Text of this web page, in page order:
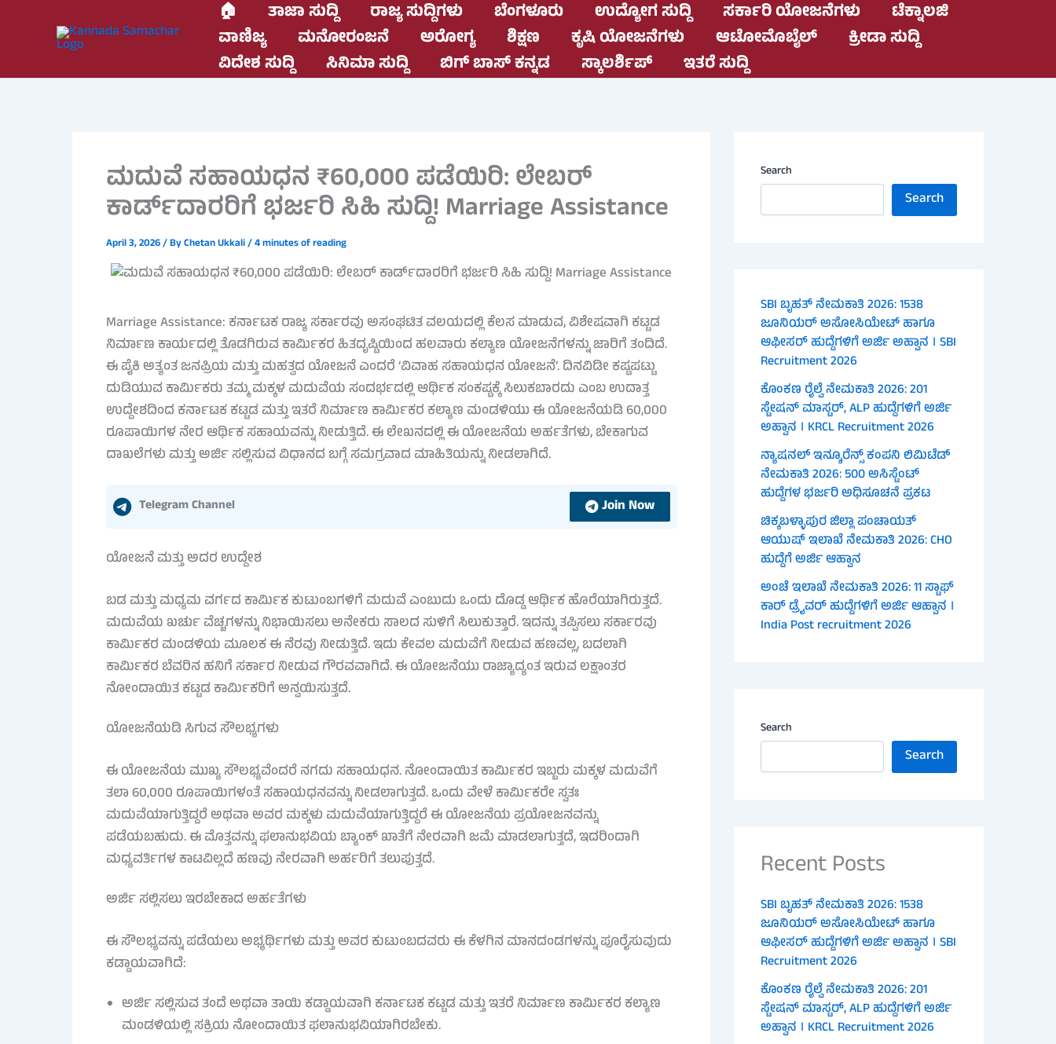
🏠 ತಾಜಾ ಸುದ್ದಿ ರಾಜ್ಯ ಸುದ್ದಿಗಳು ಬೆಂಗಳೂರು ಉದ್ಯೋಗ ಸುದ್ದಿ ಸರ್ಕಾರಿ ಯೋಜನೆಗಳು
ಟೆಕ್ನಾಲಜಿ
ವಾಣಿಜ್ಯ
ಮನೋರಂಜನೆ ಅರೋಗ್ಯ ಶಿಕ್ಷಣ ಕೃಷಿ ಯೋಜನೆಗಳು ಆಟೋಮೊಬೈಲ್
ಕ್ರೀಡಾ ಸುದ್ದಿ
ವಿದೇಶ ಸುದ್ದಿ
ಸಿನಿಮಾ ಸುದ್ದಿ ಬಿಗ್ ಬಾಸ್ ಕನ್ನಡ ಸ್ಕಾಲರ್ಶಿಪ್ ಇತರೆ ಸುದ್ದಿ
ಮದುವೆ ಸಹಾಯಧನ ₹60,000 ಪಡೆಯಿರಿ: ಲೇಬರ್
ಕಾರ್ಡ್‌ದಾರರಿಗೆ ಭರ್ಜರಿ ಸಿಹಿ ಸುದ್ದಿ! Marriage Assistance
April 3, 2026/ ByChetan Ukkali/4 minutes of reading
Marriage Assistance: ಕರ್ನಾಟಕ ರಾಜ್ಯ ಸರ್ಕಾರವು ಅಸಂಘಟಿತ ವಲಯದಲ್ಲಿ ಕೆಲಸ ಮಾಡುವ, ವಿಶೇಷವಾಗಿ ಕಟ್ಟಡ
ನಿರ್ಮಾಣ ಕಾರ್ಯದಲ್ಲಿ ತೊಡಗಿರುವ ಕಾರ್ಮಿಕರ ಹಿತದೃಷ್ಟಿಯಿಂದ ಹಲವಾರು ಕಲ್ಯಾಣ ಯೋಜನೆಗಳನ್ನು ಜಾರಿಗೆ ತಂದಿದೆ.
ಈ ಪೈಕಿ ಅತ್ಯಂತ ಜನಪ್ರಿಯ ಮತ್ತು ಮಹತ್ವದ ಯೋಜನೆ ಎಂದರೆ ‘ವಿವಾಹ ಸಹಾಯಧನ ಯೋಜನೆ’. ದಿನವಿಡೀ ಕಷ್ಟಪಟ್ಟು
ದುಡಿಯುವ ಕಾರ್ಮಿಕರು ತಮ್ಮ ಮಕ್ಕಳ ಮದುವೆಯ ಸಂದರ್ಭದಲ್ಲಿ ಆರ್ಥಿಕ ಸಂಕಷ್ಟಕ್ಕೆ ಸಿಲುಕಬಾರದು ಎಂಬ ಉದಾತ್ತ
ಉದ್ದೇಶದಿಂದ ಕರ್ನಾಟಕ ಕಟ್ಟಡ ಮತ್ತು ಇತರೆ ನಿರ್ಮಾಣ ಕಾರ್ಮಿಕರ ಕಲ್ಯಾಣ ಮಂಡಳಿಯು ಈ ಯೋಜನೆಯಡಿ 60,000
ರೂಪಾಯಿಗಳ ನೇರ ಆರ್ಥಿಕ ಸಹಾಯವನ್ನು ನೀಡುತ್ತಿದೆ. ಈ ಲೇಖನದಲ್ಲಿ ಈ ಯೋಜನೆಯ ಅರ್ಹತೆಗಳು, ಬೇಕಾಗುವ
ದಾಖಲೆಗಳು ಮತ್ತು ಅರ್ಜಿ ಸಲ್ಲಿಸುವ ವಿಧಾನದ ಬಗ್ಗೆ ಸಮಗ್ರವಾದ ಮಾಹಿತಿಯನ್ನು ನೀಡಲಾಗಿದೆ.
Telegram Channel Join Now
ಯೋಜನೆ ಮತ್ತು ಅದರ ಉದ್ದೇಶ
ಬಡ ಮತ್ತು ಮಧ್ಯಮ ವರ್ಗದ ಕಾರ್ಮಿಕ ಕುಟುಂಬಗಳಿಗೆ ಮದುವೆ ಎಂಬುದು ಒಂದು ದೊಡ್ಡ ಆರ್ಥಿಕ ಹೊರೆಯಾಗಿರುತ್ತದೆ.
ಮದುವೆಯ ಖರ್ಚು ವೆಚ್ಚಗಳನ್ನು ನಿಭಾಯಿಸಲು ಅನೇಕರು ಸಾಲದ ಸುಳಿಗೆ ಸಿಲುಕುತ್ತಾರೆ. ಇದನ್ನು ತಪ್ಪಿಸಲು ಸರ್ಕಾರವು
ಕಾರ್ಮಿಕರ ಮಂಡಳಿಯ ಮೂಲಕ ಈ ನೆರವು ನೀಡುತ್ತಿದೆ. ಇದು ಕೇವಲ ಮದುವೆಗೆ ನೀಡುವ ಹಣವಲ್ಲ, ಬದಲಾಗಿ
ಕಾರ್ಮಿಕರ ಬೆವರಿನ ಹನಿಗೆ ಸರ್ಕಾರ ನೀಡುವ ಗೌರವವಾಗಿದೆ. ಈ ಯೋಜನೆಯು ರಾಜ್ಯಾದ್ಯಂತ ಇರುವ ಲಕ್ಷಾಂತರ
ನೋಂದಾಯಿತ ಕಟ್ಟಡ ಕಾರ್ಮಿಕರಿಗೆ ಅನ್ವಯಿಸುತ್ತದೆ.
ಯೋಜನೆಯಡಿ ಸಿಗುವ ಸೌಲಭ್ಯಗಳು
ಈ ಯೋಜನೆಯ ಮುಖ್ಯ ಸೌಲಭ್ಯವೆಂದರೆ ನಗದು ಸಹಾಯಧನ. ನೋಂದಾಯಿತ ಕಾರ್ಮಿಕರ ಇಬ್ಬರು ಮಕ್ಕಳ ಮದುವೆಗೆ
ತಲಾ 60,000 ರೂಪಾಯಿಗಳಂತೆ ಸಹಾಯಧನವನ್ನು ನೀಡಲಾಗುತ್ತದೆ. ಒಂದು ವೇಳೆ ಕಾರ್ಮಿಕರೇ ಸ್ವತಃ
ಮದುವೆಯಾಗುತ್ತಿದ್ದರೆ ಅಥವಾ ಅವರ ಮಕ್ಕಳು ಮದುವೆಯಾಗುತ್ತಿದ್ದರೆ ಈ ಯೋಜನೆಯ ಪ್ರಯೋಜನವನ್ನು
ಪಡೆಯಬಹುದು. ಈ ಮೊತ್ತವನ್ನು ಫಲಾನುಭವಿಯ ಬ್ಯಾಂಕ್ ಖಾತೆಗೆ ನೇರವಾಗಿ ಜಮೆ ಮಾಡಲಾಗುತ್ತದೆ, ಇದರಿಂದಾಗಿ
ಮಧ್ಯವರ್ತಿಗಳ ಕಾಟವಿಲ್ಲದೆ ಹಣವು ನೇರವಾಗಿ ಅರ್ಹರಿಗೆ ತಲುಪುತ್ತದೆ.
ಅರ್ಜಿ ಸಲ್ಲಿಸಲು ಇರಬೇಕಾದ ಅರ್ಹತೆಗಳು
ಈ ಸೌಲಭ್ಯವನ್ನು ಪಡೆಯಲು ಅಭ್ಯರ್ಥಿಗಳು ಮತ್ತು ಅವರ ಕುಟುಂಬದವರು ಈ ಕೆಳಗಿನ ಮಾನದಂಡಗಳನ್ನು ಪೂರೈಸುವುದು
ಕಡ್ಡಾಯವಾಗಿದೆ:
ಅರ್ಜಿ ಸಲ್ಲಿಸುವ ತಂದೆ ಅಥವಾ ತಾಯಿ ಕಡ್ಡಾಯವಾಗಿ ಕರ್ನಾಟಕ ಕಟ್ಟಡ ಮತ್ತು ಇತರೆ ನಿರ್ಮಾಣ ಕಾರ್ಮಿಕರ ಕಲ್ಯಾಣ
ಮಂಡಳಿಯಲ್ಲಿ ಸಕ್ರಿಯ ನೋಂದಾಯಿತ ಫಲಾನುಭವಿಯಾಗಿರಬೇಕು.
Search
Search
SBI ಬೃಹತ್ ನೇಮಕಾತಿ 2026: 1538
ಜೂನಿಯರ್ ಅಸೋಸಿಯೇಟ್ ಹಾಗೂ
ಆಫೀಸರ್ ಹುದ್ದೆಗಳಿಗೆ ಅರ್ಜಿ ಅಹ್ವಾನ । SBI
Recruitment 2026
ಕೊಂಕಣ ರೈಲ್ವೆ ನೇಮಕಾತಿ 2026: 201
ಸ್ಟೇಷನ್ ಮಾಸ್ಟರ್, ALP ಹುದ್ದೆಗಳಿಗೆ ಅರ್ಜಿ
ಅಹ್ವಾನ । KRCL Recruitment 2026
ನ್ಯಾಷನಲ್ ಇನ್ಶೂರೆನ್ಸ್ ಕಂಪನಿ ಲಿಮಿಟೆಡ್
ನೇಮಕಾತಿ 2026: 500 ಅಸಿಸ್ಟೆಂಟ್
ಹುದ್ದೆಗಳ ಭರ್ಜರಿ ಅಧಿಸೂಚನೆ ಪ್ರಕಟ
ಚಿಕ್ಕಬಳ್ಳಾಪುರ ಜಿಲ್ಲಾ ಪಂಚಾಯತ್
ಆಯುಷ್ ಇಲಾಖೆ ನೇಮಕಾತಿ 2026: CHO
ಹುದ್ದೆಗೆ ಅರ್ಜಿ ಆಹ್ವಾನ
ಅಂಚೆ ಇಲಾಖೆ ನೇಮಕಾತಿ 2026: 11 ಸ್ಟಾಫ್
ಕಾರ್ ಡ್ರೈವರ್ ಹುದ್ದೆಗಳಿಗೆ ಅರ್ಜಿ ಆಹ್ವಾನ ।
India Post recruitment 2026
Search
Search
Recent Posts
SBI ಬೃಹತ್ ನೇಮಕಾತಿ 2026: 1538
ಜೂನಿಯರ್ ಅಸೋಸಿಯೇಟ್ ಹಾಗೂ
ಆಫೀಸರ್ ಹುದ್ದೆಗಳಿಗೆ ಅರ್ಜಿ ಅಹ್ವಾನ । SBI
Recruitment 2026
ಕೊಂಕಣ ರೈಲ್ವೆ ನೇಮಕಾತಿ 2026: 201
ಸ್ಟೇಷನ್ ಮಾಸ್ಟರ್, ALP ಹುದ್ದೆಗಳಿಗೆ ಅರ್ಜಿ
ಅಹ್ವಾನ । KRCL Recruitment 2026